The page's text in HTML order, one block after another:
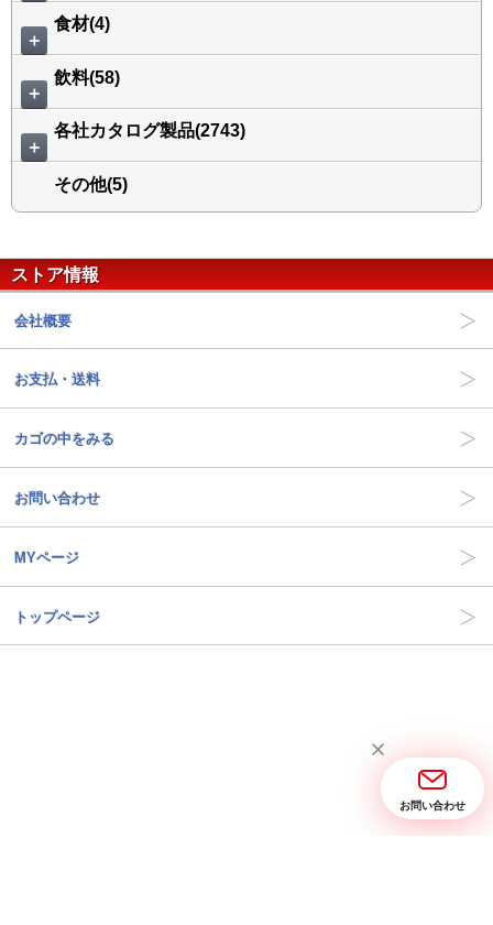
＋
食材(4)
＋
飲料(58)
＋
各社カタログ製品(2743)
その他(5)
ストア情報
会社概要
お支払・送料
カゴの中をみる
お問い合わせ
MYページ
トップページ
お問い合わせ